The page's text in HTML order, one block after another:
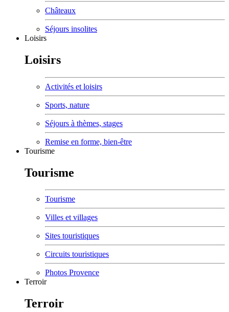
Châteaux
Séjours insolites
Loisirs
Loisirs
Activités et loisirs
Sports, nature
Séjours à thèmes, stages
Remise en forme, bien-être
Tourisme
Tourisme
Tourisme
Villes et villages
Sites touristiques
Circuits touristiques
Photos Provence
Terroir
Terroir